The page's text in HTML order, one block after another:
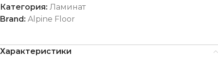
Категория: Ламинат
Brand: Alpine Floor
Характеристики